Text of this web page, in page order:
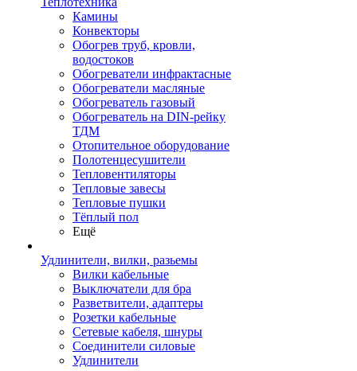
Камины
Конвекторы
Обогрев труб, кровли,
водостоков
Обогреватели инфрактасные
Обогреватели масляные
Обогреватель газовый
Обогреватель на DIN-рейку
ТДМ
Отопительное оборудование
Полотенцесушители
Тепловентиляторы
Тепловые завесы
Тепловые пушки
Тёплый пол
Ещё
Удлинители, вилки, разьемы
Вилки кабельные
Выключатели для бра
Разветвители, адаптеры
Розетки кабельные
Сетевые кабеля, шнуры
Соединители силовые
Удлинители